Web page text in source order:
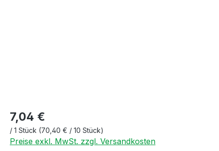
7,04 €
/ 1 Stück (70,40 € / 10 Stück)
Preise exkl. MwSt. zzgl. Versandkosten